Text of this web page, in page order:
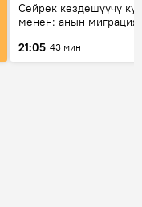
Сейрек кездешүүчү
менен: анын
21:05 43 мин